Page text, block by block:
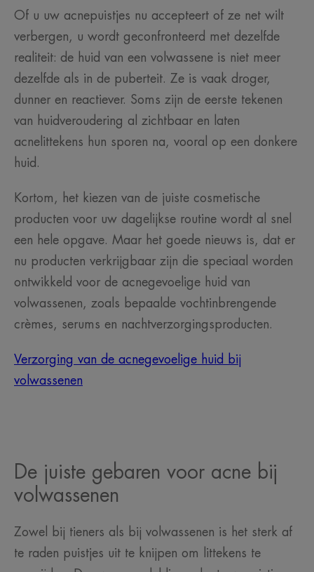
Of u uw acnepuistjes nu accepteert of ze net wilt
verbergen, u wordt geconfronteerd met dezelfde
realiteit: de huid van een volwassene is niet meer
dezelfde als in de puberteit. Ze is vaak droger,
dunner en reactiever. Soms zijn de eerste tekenen
van huidveroudering al zichtbaar en laten
acnelittekens hun sporen na, vooral op een donkere
huid.
Kortom, het kiezen van de juiste cosmetische
producten voor uw dagelijkse routine wordt al snel
een hele opgave. Maar het goede nieuws is, dat er
nu producten verkrijgbaar zijn die speciaal worden
ontwikkeld voor de acnegevoelige huid van
volwassenen, zoals bepaalde vochtinbrengende
crèmes, serums en nachtverzorgingsproducten.
Verzorging van de acnegevoelige huid bij
volwassenen
De juiste gebaren voor acne bij
volwassenen
Zowel bij tieners als bij volwassenen is het sterk af
te raden puistjes uit te knijpen om littekens te